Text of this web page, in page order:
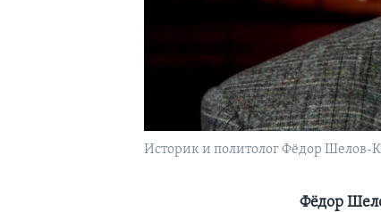
Историк и политолог Фёдор Шелов-
Фёдор